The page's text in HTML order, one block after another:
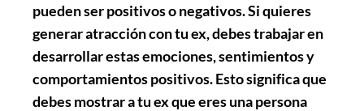
pueden ser positivos o negativos. Si quieres
generar atracción con tu ex, debes trabajar en
desarrollar estas emociones, sentimientos y
comportamientos positivos. Esto significa que
debes mostrar a tu ex que eres una persona